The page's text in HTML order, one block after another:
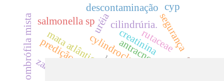
creatinina
cylindrocladium
cilindrúria.
uréia
descontaminação
landrace
rutaceae
mata atlântica.
salmonella sp
antracnosesegurança
cyp